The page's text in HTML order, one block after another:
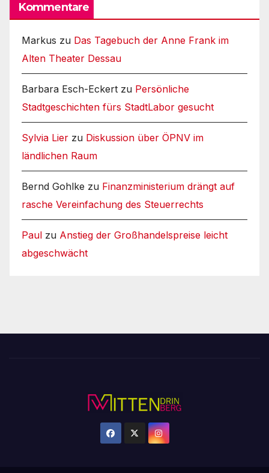
Kommentare
Markus zu Das Tagebuch der Anne Frank im
Alten Theater Dessau
Barbara Esch-Eckert zu Persönliche
Stadtgeschichten fürs StadtLabor gesucht
Sylvia Lier zu Diskussion über ÖPNV im
ländlichen Raum
Bernd Gohlke zu Finanzministerium drängt auf
rasche Vereinfachung des Steuerrechts
Paul zu Anstieg der Großhandelspreise leicht
abgeschwächt